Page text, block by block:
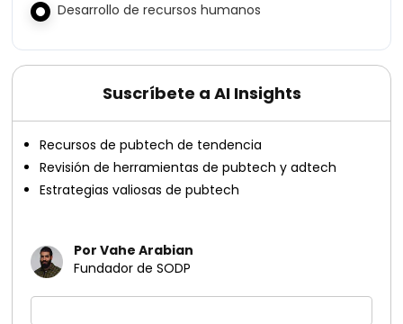
Desarrollo de recursos humanos
Suscríbete a AI Insights
Recursos de pubtech de tendencia
Revisión de herramientas de pubtech y adtech
Estrategias valiosas de pubtech
Por Vahe Arabian
Fundador de SODP